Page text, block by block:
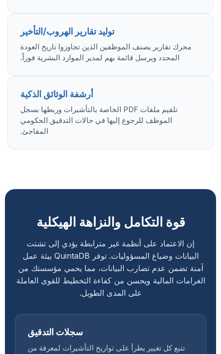
توليد تقارير الهروب/التأخير
محرك تقارير يصنف الموظفين الذين تجاوزوا تاريخ العودة
المحدد ويرسل قائمة بهم لمدير الموارد البشرية فوراً.
أرشفة الوثائق الذكية
تلقيم ملفات PDF الخاصة بالتأشيرات وربطها بسجل
الموظف للرجوع إليها في حالات التدقيق الحكومي
المفاجئ.
قوة التكامل والنزاهة الهيكلية
إن الاعتماد على أنظمة غير مترابطة يؤدي إلى تشتت
البيانات وضياع المسؤوليات. توفر QuintaDB بيئة عمل
آمنة تضمن عدم تضارب البيانات، مما يحمي مؤسستك من
الغرامات المالية ويحسن من كفاءة التخطيط للقوى العاملة
على المدى الطويل.
سجلات التدقيق
تتبع كل تغيير يطرأ على تواريخ التأشيرات لمعرفة من